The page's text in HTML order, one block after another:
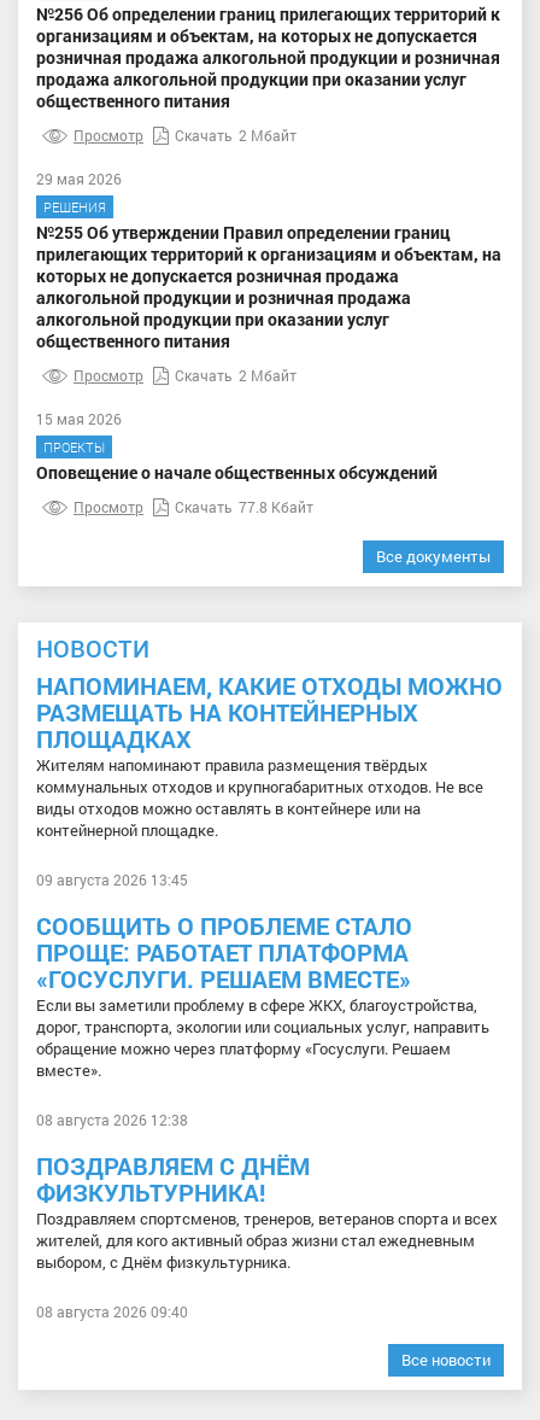
№256 Об определении границ прилегающих территорий к
организациям и объектам, на которых не допускается
розничная продажа алкогольной продукции и розничная
продажа алкогольной продукции при оказании услуг
общественного питания
Просмотр Скачать 2 Мбайт
29 мая 2026
РЕШЕНИЯ
№255 Об утверждении Правил определении границ
прилегающих территорий к организациям и объектам, на
которых не допускается розничная продажа
алкогольной продукции и розничная продажа
алкогольной продукции при оказании услуг
общественного питания
Просмотр Скачать 2 Мбайт
15 мая 2026
ПРОЕКТЫ
Оповещение о начале общественных обсуждений
Просмотр Скачать 77.8 Кбайт
Все документы
НОВОСТИ
НАПОМИНАЕМ, КАКИЕ ОТХОДЫ МОЖНО
РАЗМЕЩАТЬ НА КОНТЕЙНЕРНЫХ
ПЛОЩАДКАХ
Жителям напоминают правила размещения твёрдых
коммунальных отходов и крупногабаритных отходов. Не все
виды отходов можно оставлять в контейнере или на
контейнерной площадке.
09 августа 2026 13:45
СООБЩИТЬ О ПРОБЛЕМЕ СТАЛО
ПРОЩЕ: РАБОТАЕТ ПЛАТФОРМА
«ГОСУСЛУГИ. РЕШАЕМ ВМЕСТЕ»
Если вы заметили проблему в сфере ЖКХ, благоустройства,
дорог, транспорта, экологии или социальных услуг, направить
обращение можно через платформу «Госуслуги. Решаем
вместе».
08 августа 2026 12:38
ПОЗДРАВЛЯЕМ С ДНЁМ
ФИЗКУЛЬТУРНИКА!
Поздравляем спортсменов, тренеров, ветеранов спорта и всех
жителей, для кого активный образ жизни стал ежедневным
выбором, с Днём физкультурника.
08 августа 2026 09:40
Все новости